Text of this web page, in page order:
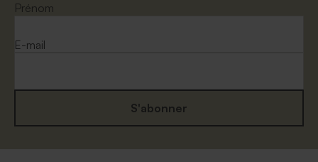
Prénom
E-mail
S'abonner